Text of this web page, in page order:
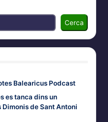
Cerca
Balearicus Podcast
es tanca dins un
de Sant Antoni